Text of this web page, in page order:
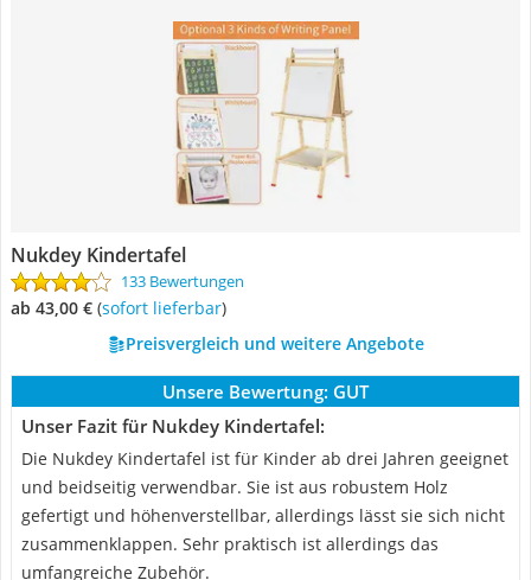
Nukdey Kindertafel
133 Bewertungen
ab 43,00 € ( Sofort lieferbar)
Preisvergleich und weitere Angebote
Unsere Bewertung: GUT
Unser Fazit für Nukdey Kindertafel:
Die Nukdey Kindertafel ist für Kinder ab drei Jahren geeignet
und beidseitig verwendbar. Sie ist aus robustem Holz
gefertigt und höhenverstellbar, allerdings lässt sie sich nicht
zusammenklappen. Sehr praktisch ist allerdings das
umfangreiche Zubehör.